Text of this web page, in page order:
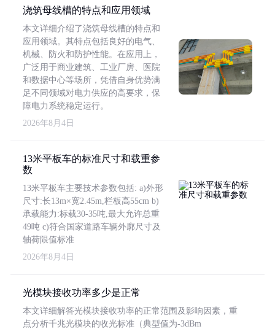
浇筑母线槽的特点和应用领域
本文详细介绍了浇筑母线槽的特点和
应用领域。其特点包括良好的电气、
机械、防火和防护性能。在应用上，
广泛用于商业建筑、工业厂房、医院
和数据中心等场所，凭借自身优势满
足不同领域对电力供应的高要求，保
障电力系统稳定运行。
2026年8月4日
13米平板车的标准尺寸和载重参
数
13米平板车主要技术参数包括: a)外形
尺寸:长13m×宽2.45m,栏板高55cm b)
承载能力:标载30-35吨,最大允许总重
49吨 c)符合国家道路车辆外廓尺寸及
轴荷限值标准
2026年8月4日
光模块接收功率多少是正常
本文详细解答光模块接收功率的正常范围及影响因素，重
点分析千兆光模块的收光标准（典型值为-3dBm